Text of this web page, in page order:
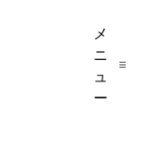
メ
ニ
ュ
ー